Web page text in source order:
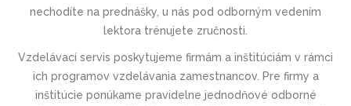
nechodíte na prednášky, u nás pod odborným vedením
lektora trénujete zručnosti.
Vzdelávací servis poskytujeme firmám a inštitúciám v rámci
ich programov vzdelávania zamestnancov. Pre firmy a
inštitúcie ponúkame pravidelne jednodňové odborné